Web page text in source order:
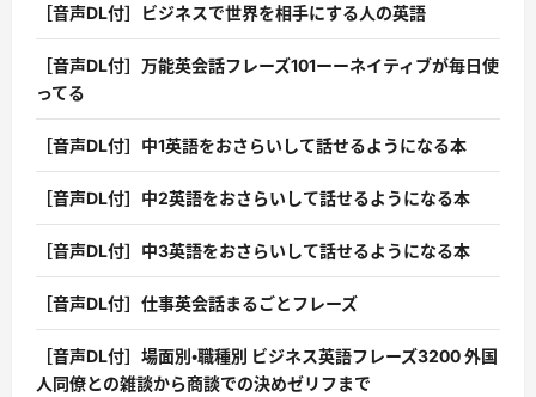
［音声DL付］ビジネスで世界を相手にする人の英語
［音声DL付］万能英会話フレーズ101ーーネイティブが毎日使
ってる
［音声DL付］中1英語をおさらいして話せるようになる本
［音声DL付］中2英語をおさらいして話せるようになる本
［音声DL付］中3英語をおさらいして話せるようになる本
［音声DL付］仕事英会話まるごとフレーズ
［音声DL付］場面別・職種別 ビジネス英語フレーズ3200 外国
人同僚との雑談から商談での決めゼリフまで